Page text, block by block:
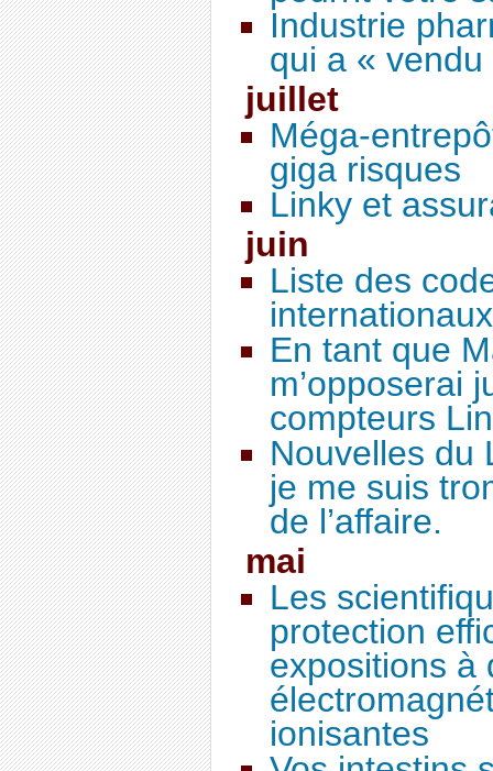
Industrie
qui a «
juillet
Méga-
giga risques
Linky et
juin
Liste des
internationaux
En tant que
m’opposerai
compteurs
Nouvelles du
je me suis
de l’affaire.
mai
Les
protection
expositions à
ionisantes